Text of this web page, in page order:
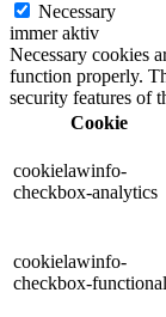
Necessary
immer aktiv
Necessary cookies
function properly.
security features of
Cookie
cookielawinfo-
checkbox-analytics
cookielawinfo-
checkbox-functional